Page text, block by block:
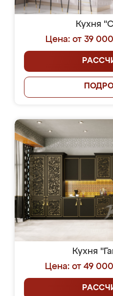
Кухня
Цена: от 39
Кухня
Цена: от 49